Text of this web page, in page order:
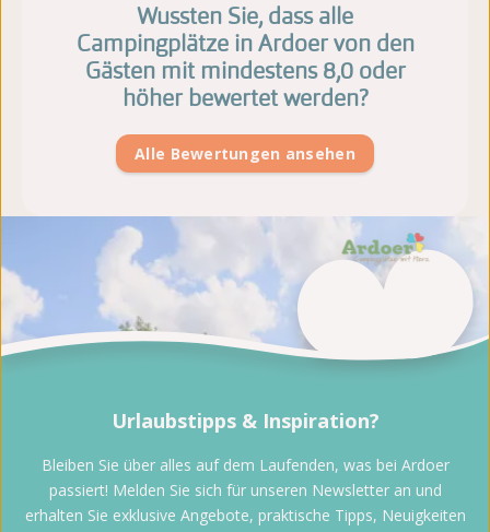
Wussten Sie, dass alle
Campingplätze in Ardoer von den
Gästen mit mindestens 8,0 oder
höher bewertet werden?
Alle Bewertungen ansehen
Urlaubstipps & Inspiration?
Bleiben Sie über alles auf dem Laufenden, was bei Ardoer
passiert! Melden Sie sich für unseren Newsletter an und
erhalten Sie exklusive Angebote, praktische Tipps, Neuigkeiten